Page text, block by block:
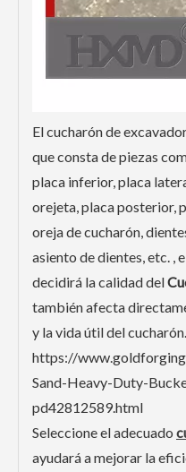
El cucharón de
que consta de piezas
placa inferior, placa
orejeta, placa posterior,
oreja de cucharón,
asiento de dientes, etc. ,
decidirá la calidad del
también afecta
y la vida útil del cucharón.
https://
Sand-Heavy-Duty-
pd42812589.html
Seleccione el adecuado
ayudará a mejorar la